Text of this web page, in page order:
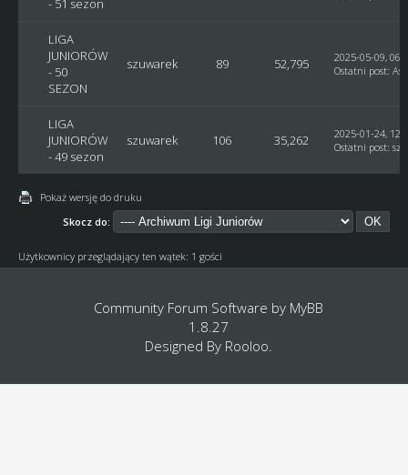
LIGA
JUNIORÓW
- 50
SEZON
szuwarek 89 52,795
2025-05-09,
Ostatni post:
LIGA
JUNIORÓW
- 49 sezon
szuwarek 106 35,262
2025-01-24,
Ostatni post:
Pokaż wersję do druku
Skocz do:
Użytkownicy przeglądający ten wątek: 1 gości
Community Forum Software by MyBB
1.8.27
Designed By Rooloo